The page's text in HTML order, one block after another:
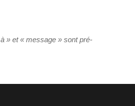
» et « message » sont pré-